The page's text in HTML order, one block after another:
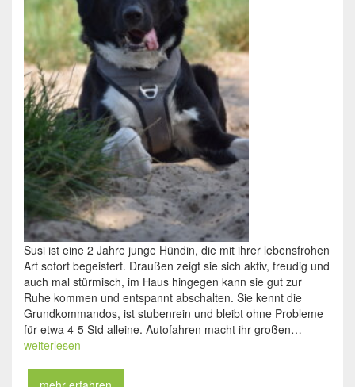
Susi ist eine 2 Jahre junge Hündin, die mit ihrer lebensfrohen
Art sofort begeistert. Draußen zeigt sie sich aktiv, freudig und
auch mal stürmisch, im Haus hingegen kann sie gut zur
Ruhe kommen und entspannt abschalten. Sie kennt die
Grundkommandos, ist stubenrein und bleibt ohne Probleme
für etwa 4-5 Std alleine. Autofahren macht ihr großen…
weiterlesen